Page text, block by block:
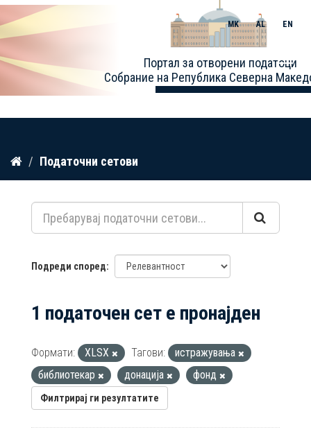
Прескокнете
содржина
Портал за отворени податоци
Собрание на Република Северна
MK AL EN
Toggle
Податочни сетови
Подреди според
1 податочен сет е пронајден
Формати: XLSX Тагови:
истражувања
библиотекар
донација фонд
Филтрирај ги резултатите